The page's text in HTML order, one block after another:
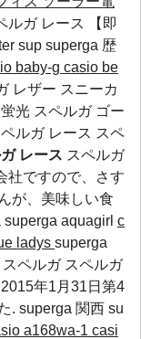
ルガ レース 【即
sup superga 歴
baby-g casio be
レザー スニーカ
光 スペルガ ゴー
ルガ レース スペ
レース スペルガ
社ですので、さす
が、美味しい食
superga aquagirl c
ladys superga
ペルガ スペルガ
年1月31日第4
. superga 関西 su
a168wa-1 casi